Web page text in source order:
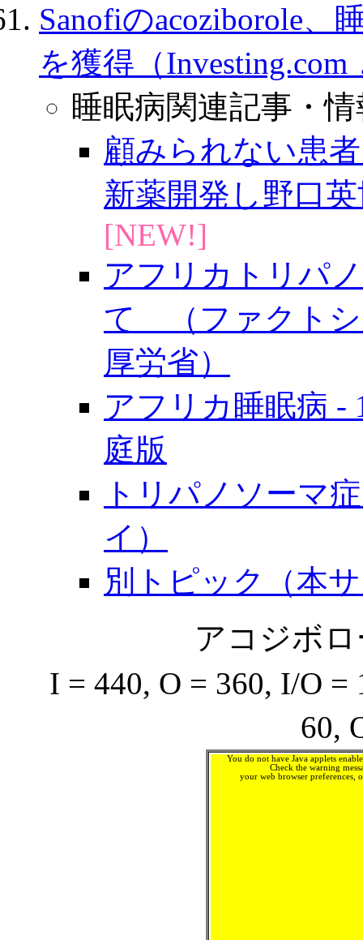
Sanofiのacoziborole、
を獲得（Investing.com
睡眠病関連記事・情
顧みられない患
新薬開発し野口
[NEW!]
アフリカトリパ
て （ファクトシ
厚労省）
アフリカ睡眠病 -
庭版
トリパノソーマ
イ）
別トピック（本
アコジボロ
I = 440, O = 360, I/
60,
You do not have Java applets
Check the warning
your web browser preferences,